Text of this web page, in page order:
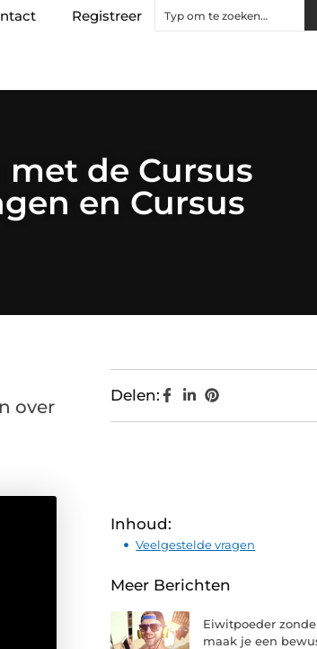
Registreer
de Cursus
en Cursus
over
Delen:
Inhoud:
Veelgestelde vragen
Meer Berichten
Eiwitpoeder
maak je een